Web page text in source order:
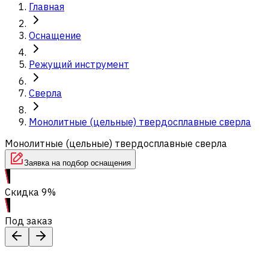
Главная
Оснащение
Режущий инструмент
Сверла
Монолитные (цельные) твердосплавные сверла
Монолитные (цельные) твердосплавные сверла
Заявка на подбор оснащения
Скидка 9%
Под заказ